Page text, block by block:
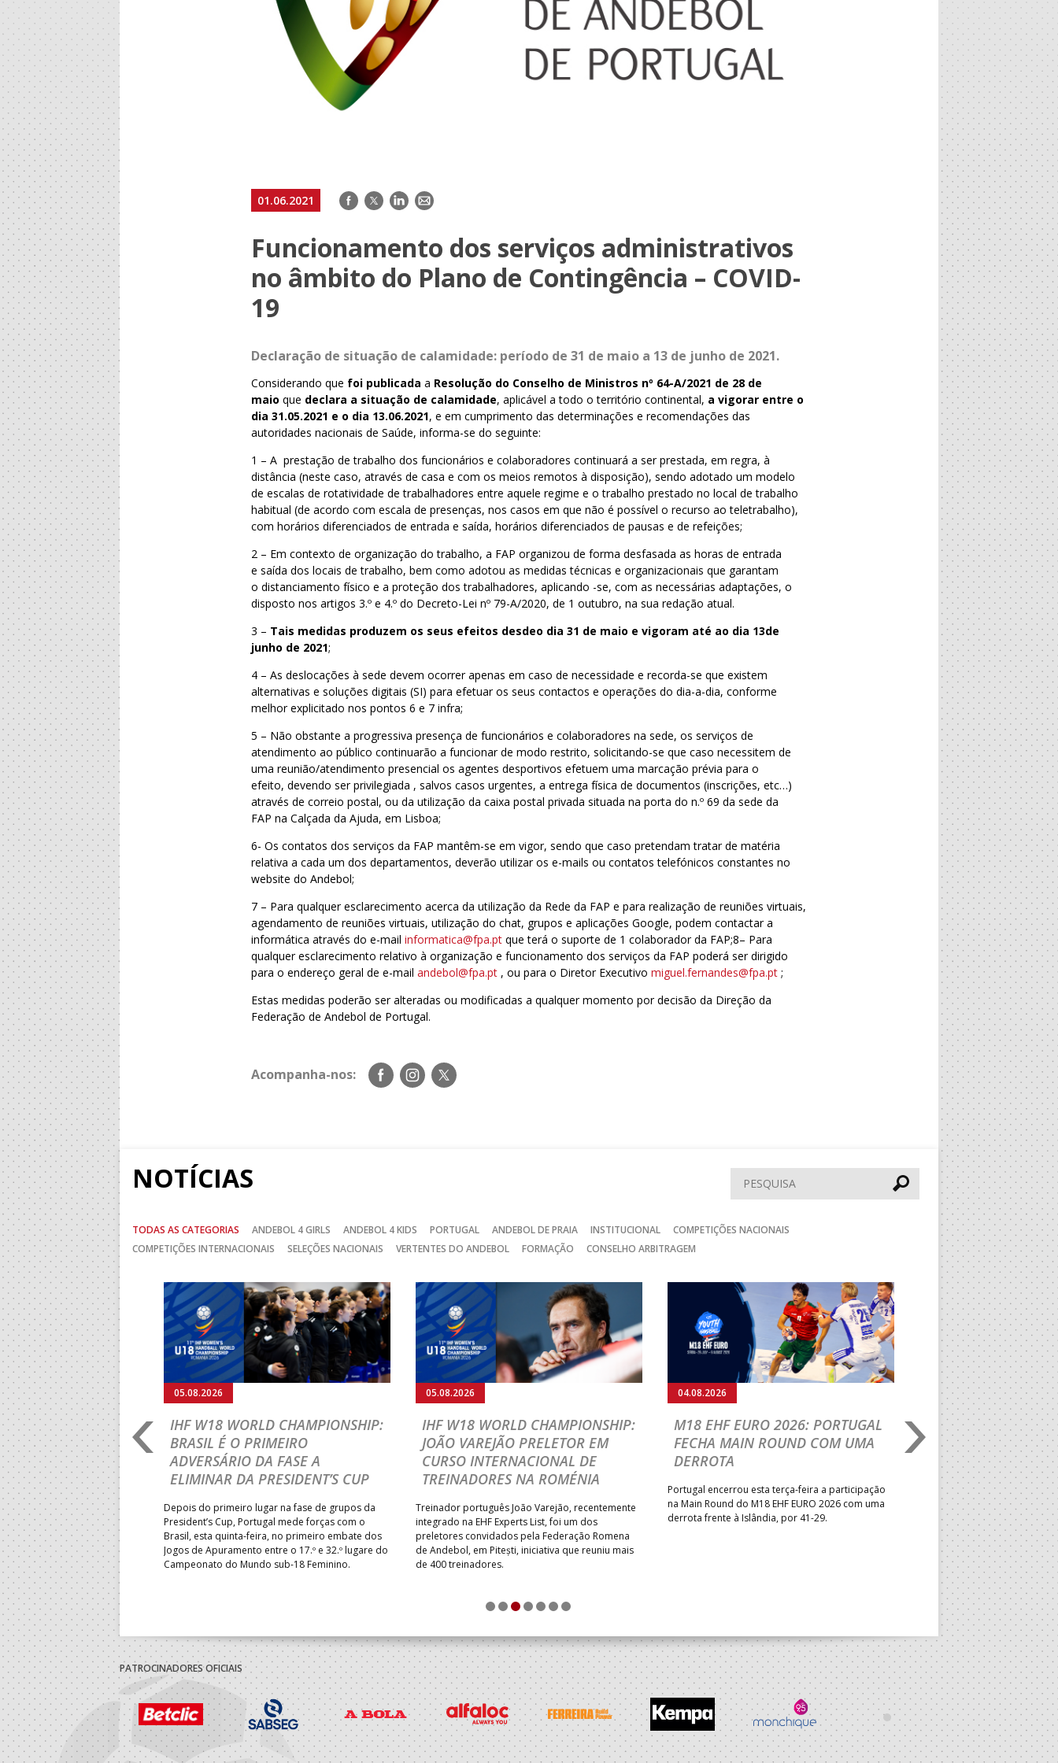
01.06.2021 Facebook
TwitterLinkedIn
E-
Funcionamento dos serviços administrativos
no âmbito do Plano de Contingência – COVID-
19
Declaração de situação de calamidade: período de 31 de maio a 13 de junho de 2021.
Considerando que foi publicada a Resolução do Conselho de Ministros nº 64-A/2021 de 28 de
maioque declara a situação de calamidade, aplicável a todo o território continental, a vigorar entre o
dia 31.05.2021 e o dia 13.06.2021, e em cumprimento das determinações e recomendações das
autoridades nacionais de Saúde, informa-se do seguinte:
1 – A prestação de trabalho dos funcionários e colaboradores continuará a ser prestada, em regra, à
distância (neste caso, através de casa e com os meios remotos à disposição), sendo adotado um modelo
de escalas de rotatividade de trabalhadores entre aquele regime e o trabalho prestado no local de trabalho
habitual (de acordo com escala de presenças, nos casos em que não é possível o recurso ao teletrabalho),
com horários diferenciados de entrada e saída, horários diferenciados de pausas e de refeições;
2 – Em contexto de organização do trabalho, a FAP organizou de forma desfasada as horas de entrada
e saída dos locais de trabalho, bem como adotou as medidas técnicas e organizacionais que garantam
o distanciamento físico e a proteção dos trabalhadores, aplicando -se, com as necessárias adaptações, o
disposto nos artigos 3.º e 4.º do Decreto-Lei nº 79-A/2020, de 1 outubro, na sua redação atual.
3 – Tais medidas produzem os seus efeitos desdeo dia 31 de maio e vigoram até ao dia 13de
junho de 2021;
4 – As deslocações à sede devem ocorrer apenas em caso de necessidade e recorda-se que existem
alternativas e soluções digitais (SI) para efetuar os seus contactos e operações do dia-a-dia, conforme
melhor explicitado nos pontos 6 e 7 infra;
5 – Não obstante a progressiva presença de funcionários e colaboradores na sede, os serviços de
atendimento ao público continuarão a funcionar de modo restrito, solicitando-se que caso necessitem de
uma reunião/atendimento presencial os agentes desportivos efetuem uma marcação prévia para o
efeito, devendo ser privilegiada , salvos casos urgentes, a entrega física de documentos (inscrições, etc…)
através de correio postal, ou da utilização da caixa postal privada situada na porta do n.º 69 da sede da
FAP na Calçada da Ajuda, em Lisboa;
6- Os contatos dos serviços da FAP mantêm-se em vigor, sendo que caso pretendam tratar de matéria
relativa a cada um dos departamentos, deverão utilizar os e-mails ou contatos telefónicos constantes no
website do Andebol;
7 – Para qualquer esclarecimento acerca da utilização da Rede da FAP e para realização de reuniões virtuais,
agendamento de reuniões virtuais, utilização do chat, grupos e aplicações Google, podem contactar a
informática através do e-mailinformatica@fpa.pt que terá o suporte de 1 colaborador da FAP;8– Para
qualquer esclarecimento relativo à organização e funcionamento dos serviços da FAP poderá ser dirigido
para o endereço geral de e-mailandebol@fpa.pt , ou para o Diretor Executivomiguel.fernandes@fpa.pt ;
Estas medidas poderão ser alteradas ou modificadas a qualquer momento por decisão da Direção da
Federação de Andebol de Portugal.
Acompanha-nos:
Siga-
nos
Siga-
nos
Siga-
nos
NOTÍCIAS Pesquisar
TODAS AS CATEGORIAS ANDEBOL 4 GIRLS ANDEBOL 4 KIDS PORTUGAL ANDEBOL DE PRAIA INSTITUCIONAL
COMPETIÇÕES NACIONAIS
COMPETIÇÕES INTERNACIONAIS
SELEÇÕES NACIONAIS VERTENTES DO ANDEBOL FORMAÇÃO CONSELHO ARBITRAGEM
2026: PORTUGAL
AOS
À SUÉCIA
18 volta a entrar em campo
11h00 (hora portuguesa),
naquele que será o
de Portugal no
– transmissão em direto
05.08.2026
IHF W18 WORLD CHAMPIONSHIP:
BRASIL É O PRIMEIRO
ADVERSÁRIO DA FASE A
ELIMINAR DA PRESIDENT’S CUP
Depois do primeiro lugar na fase de grupos da
President’s Cup, Portugal mede forças com o
Brasil, esta quinta-feira, no primeiro embate dos
Jogos de Apuramento entre o 17.º e 32.º lugare do
Campeonato do Mundo sub-18 Feminino.
05.08.2026
IHF W18 WORLD CHAMPIONSHIP:
JOÃO VAREJÃO PRELETOR EM
CURSO INTERNACIONAL DE
TREINADORES NA ROMÉNIA
Treinador português João Varejão, recentemente
integrado na EHF Experts List, foi um dos
preletores convidados pela Federação Romena
de Andebol, em Pitești, iniciativa que reuniu mais
de 400 treinadores.
04.08.2026
M18 EHF EURO 2026: PORTUGAL
FECHA MAIN ROUND COM UMA
DERROTA
Portugal encerrou esta terça-feira a participação
na Main Round do M18 EHF EURO 2026 com uma
derrota frente à Islândia, por 41-29.
04.08.2026
IHF W18 WORLD
CHAMPIONSHIP:
VENCE GUINÉ E
PELA MELHOR
POSSÍVEL
Seleção Nacional venceu a
jogo da segunda jornada do
President’s Cup do Mundial
que decorre na Roménia.
a entrar em campo esta
Anterior Seguinte
1 2 3 4 5 6 7
PATROCINADORES OFICIAIS